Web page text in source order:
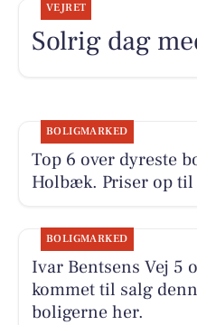
VEJRET
Solrig dag
BOLIGMARKED
Top 6 over dyreste
Holbæk. Priser op
BOLIGMARKED
Ivar Bentsens Vej 5
kommet til salg
boligerne her.